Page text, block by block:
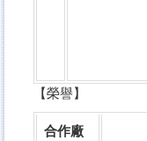
【榮譽】
合作廠